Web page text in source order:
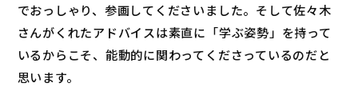
でおっしゃり、参画してくださいました。そして佐々木
さんがくれたアドバイスは素直に「学ぶ姿勢」を持って
いるからこそ、能動的に関わってくださっているのだと
思います。